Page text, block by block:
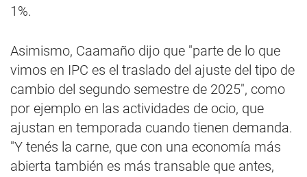
1%.
Asimismo, Caamaño dijo que "parte de lo que
vimos en IPC es el traslado del ajuste del tipo de
cambio del segundo semestre de 2025", como
por ejemplo en las actividades de ocio, que
ajustan en temporada cuando tienen demanda.
"Y tenés la carne, que con una economía más
abierta también es más transable que antes,